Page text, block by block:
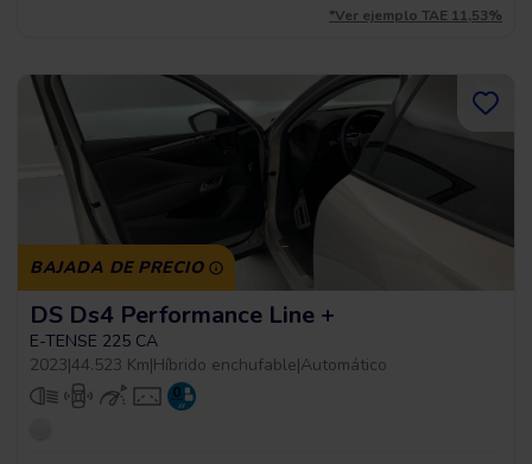
*Ver ejemplo TAE 11,53%
BAJADA DE PRECIO
DS Ds4 Performance Line +
E-TENSE 225 CA
2023|44.523 Km|Híbrido enchufable|Automático